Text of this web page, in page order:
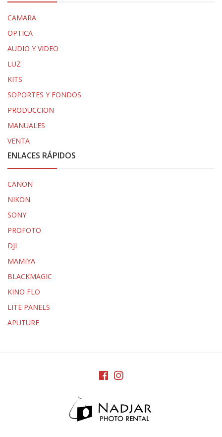
CAMARA
OPTICA
AUDIO Y VIDEO
LUZ
KITS
SOPORTES Y FONDOS
PRODUCCION
MANUALES
VENTA
ENLACES RÁPIDOS
CANON
NIKON
SONY
PROFOTO
DJI
MAMIYA
BLACKMAGIC
KINO FLO
LITE PANELS
APUTURE